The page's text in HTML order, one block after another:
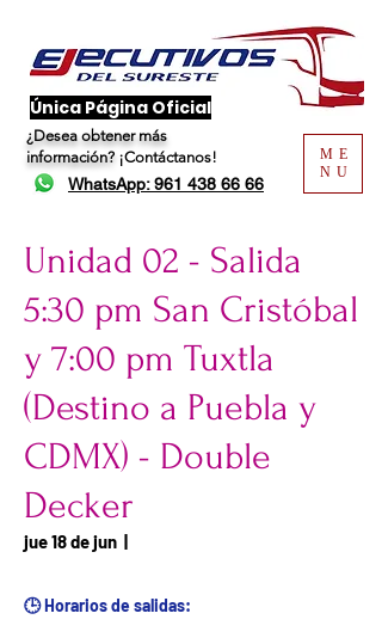
​Única Página Oficial
¿Desea obtener más
información? ¡Contáctanos!
WhatsApp: 961 438 66 66
ME
NU
Unidad 02 - Salida
5:30 pm San Cristóbal
y 7:00 pm Tuxtla
(Destino a Puebla y
CDMX) - Double
Decker
jue 18 de jun
  |
🕒 Horarios de salidas: